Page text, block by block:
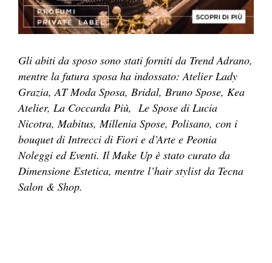
Gli abiti da sposo sono stati forniti da Trend Adrano,
mentre la futura sposa ha indossato: Atelier Lady
Grazia, AT Moda Sposa, Bridal, Bruno Spose, Kea
Atelier, La Coccarda Più, Le Spose di Lucia
Nicotra, Mabitus, Millenia Spose, Polisano, con i
bouquet di Intrecci di Fiori e d’Arte e Peonia
Noleggi ed Eventi. Il Make Up è stato curato da
Dimensione Estetica, mentre l’hair stylist da Tecna
Salon & Shop.